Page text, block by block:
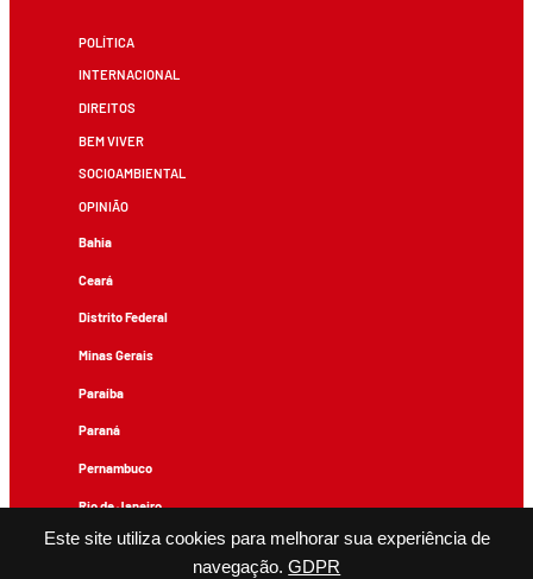
Este site utiliza cookies para melhorar sua experiência de
navegação. GDPR
POLÍTICA
INTERNACIONAL
DIREITOS
BEM VIVER
SOCIOAMBIENTAL
OPINIÃO
Bahia
Ceará
Distrito Federal
Minas Gerais
Paraíba
Paraná
Pernambuco
Rio de Janeiro
Rio Grande do Sul